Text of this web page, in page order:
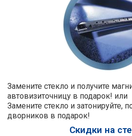
Замените стекло и получите
автовизиточницу в подарок! или
Замените стекло и затонируйте,
дворников в подарок!
Скидки на